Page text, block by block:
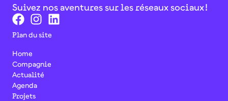
Suivez nos aventures sur les réseaux sociaux !
Plan du site
Home
Compagnie
Actualité
Agenda
Projets